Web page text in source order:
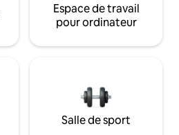
Espace de travail
pour ordinateur
Salle de sport